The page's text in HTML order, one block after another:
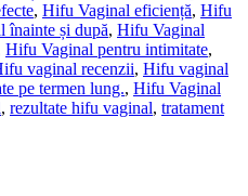
, Hifu Vaginal eficiență, Hifu
înainte și după, Hifu Vaginal
Hifu Vaginal pentru intimitate,
vaginal recenzii, Hifu vaginal
pe termen lung., Hifu Vaginal
, rezultate hifu vaginal, tratament